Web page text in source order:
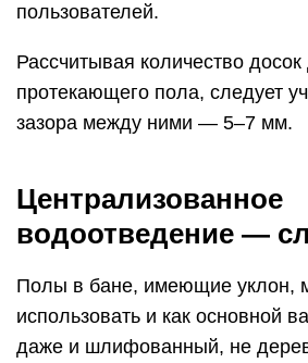
теплоизоляции (керамзита,
пеностекла), который потом
Это особо не спасает от
поэтому часто делают